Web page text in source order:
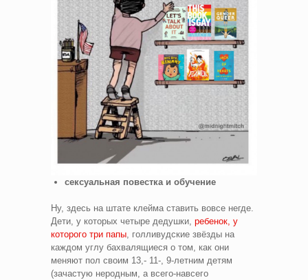
сексуальная повестка и обучение
Ну, здесь на штате клейма ставить вовсе негде.
Дети, у которых четыре дедушки, ребенок, у
которого три папы, голливудские звёзды на
каждом углу бахвалящиеся о том, как они
меняют пол своим 13,- 11-, 9-летним детям
(зачастую неродным, а всего-навсего